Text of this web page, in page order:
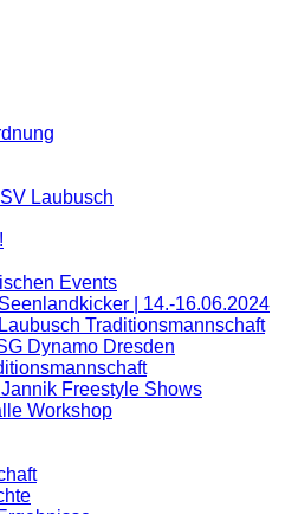
Laubusch
Events
| 14.-16.06.2024
Traditionsmannschaft
Dynamo Dresden
Freestyle Shows
Workshop